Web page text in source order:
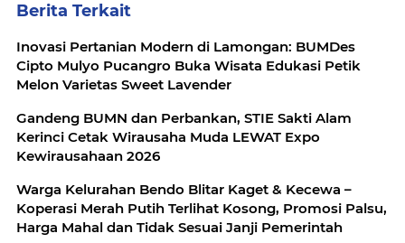
Berita Terkait
Inovasi Pertanian Modern di Lamongan: BUMDes
Cipto Mulyo Pucangro Buka Wisata Edukasi Petik
Melon Varietas Sweet Lavender
Gandeng BUMN dan Perbankan, STIE Sakti Alam
Kerinci Cetak Wirausaha Muda LEWAT Expo
Kewirausahaan 2026
Warga Kelurahan Bendo Blitar Kaget & Kecewa –
Koperasi Merah Putih Terlihat Kosong, Promosi Palsu,
Harga Mahal dan Tidak Sesuai Janji Pemerintah